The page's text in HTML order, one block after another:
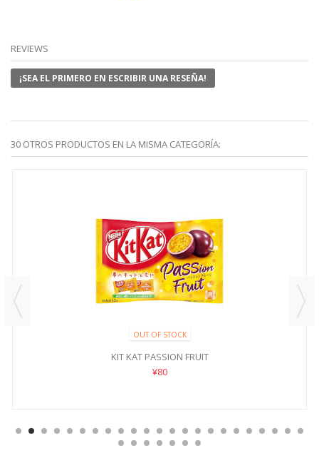
REVIEWS
¡SEA EL PRIMERO EN ESCRIBIR UNA RESEÑA!
30 OTROS PRODUCTOS EN LA MISMA CATEGORÍA:
OUT OF STOCK
KIT KAT PASSION FRUIT
¥80